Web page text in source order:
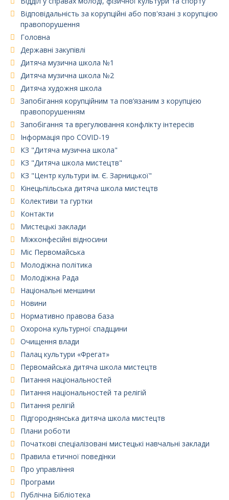
Відповідальність за корупційні або пов'язані з корупцією
правопорушення
Головна
Державні закупівлі
Дитяча музична школа №1
Дитяча музична школа №2
Дитяча художня школа
Запобігання корупційним та пов’язаним з корупцією
правопорушенням
Запобігання та врегулювання конфлікту інтересів
Інформація про COVID-19
КЗ "Дитяча музична школа"
КЗ "Дитяча школа мистецтв"
КЗ "Центр культури ім. Є. Зарницької"
Кінецьпільська дитяча школа мистецтв
Колективи та гуртки
Контакти
Мистецькі заклади
Міжконфесійні відносини
Міс Первомайська
Молодіжна політика
Молодіжна Рада
Національні меншини
Новини
Нормативно правова база
Охорона культурної спадщини
Очищення влади
Палац культури «Фрегат»
Первомайська дитяча школа мистецтв
Питання національностей
Питання національностей та релігій
Питання релігій
Підгороднянська дитяча школа мистецтв
Плани роботи
Початкові спеціалізовані мистецькі навчальні заклади
Правила етичної поведінки
Про управління
Програми
Публічна Бібліотека